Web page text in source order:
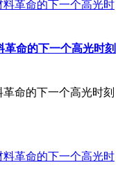
命的下一个高光时刻
命的下一个高光时刻